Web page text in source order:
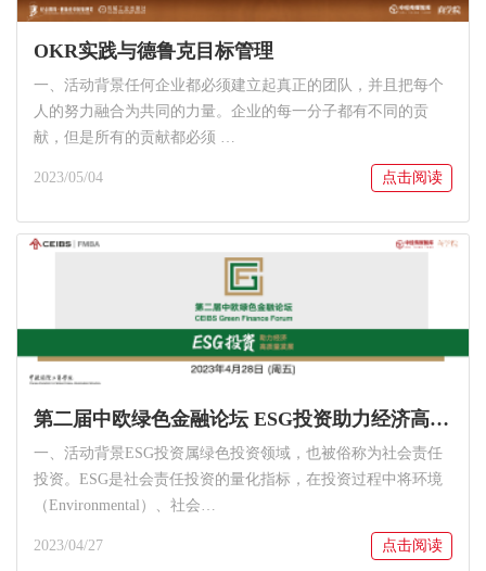
OKR实践与德鲁克目标管理
一、活动背景任何企业都必须建立起真正的团队，并且把每个
人的努力融合为共同的力量。企业的每一分子都有不同的贡
献，但是所有的贡献都必须 …
2023/05/04 点击阅读
第二届中欧绿色金融论坛 ESG投资助力经济高质量发展
一、活动背景ESG投资属绿色投资领域，也被俗称为社会责任
投资。ESG是社会责任投资的量化指标，在投资过程中将环境
（Environmental）、社会…
2023/04/27 点击阅读